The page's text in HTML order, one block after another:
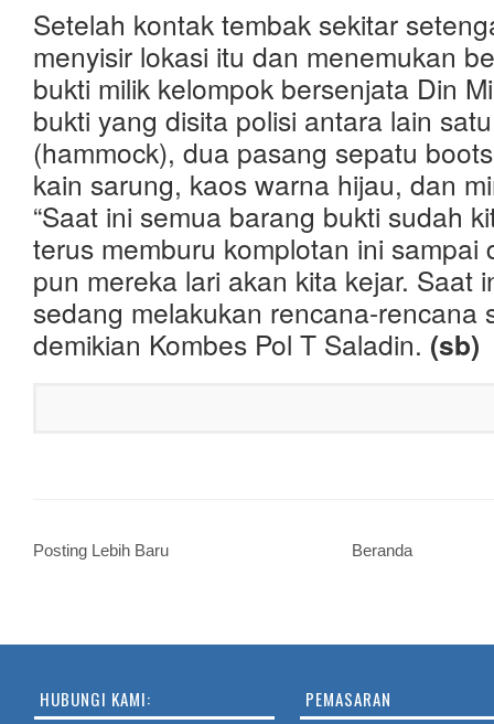
Setelah kontak tembak sekitar
menyisir lokasi itu dan menemukan
bukti milik kelompok bersenjata Din
bukti yang disita polisi antara lain
(hammock), dua pasang sepatu
kain sarung, kaos warna hijau, dan
“Saat ini semua barang bukti sudah
terus memburu komplotan ini sampai
pun mereka lari akan kita kejar. Saat
sedang melakukan rencana-rencana
demikian Kombes Pol T Saladin. (sb)
Posting Lebih Baru Beranda
HUBUNGI KAMI: PEMASARAN